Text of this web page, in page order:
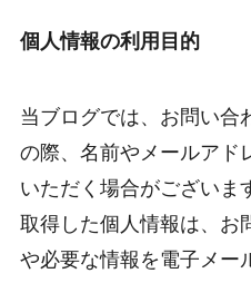
個人情報の利用目的
当ブログでは、お問い合
の際、名前やメールアド
いただく場合がございま
取得した個人情報は、お
や必要な情報を電子メー